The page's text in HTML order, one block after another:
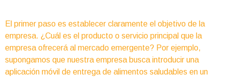
El primer paso es establecer claramente el objetivo de la
empresa. ¿Cuál es el producto o servicio principal que la
empresa ofrecerá al mercado emergente? Por ejemplo,
supongamos que nuestra empresa busca introducir una
aplicación móvil de entrega de alimentos saludables en un